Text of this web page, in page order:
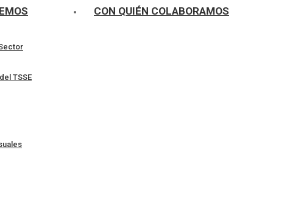
TSSE
CON QUIÉN COLABORAMOS